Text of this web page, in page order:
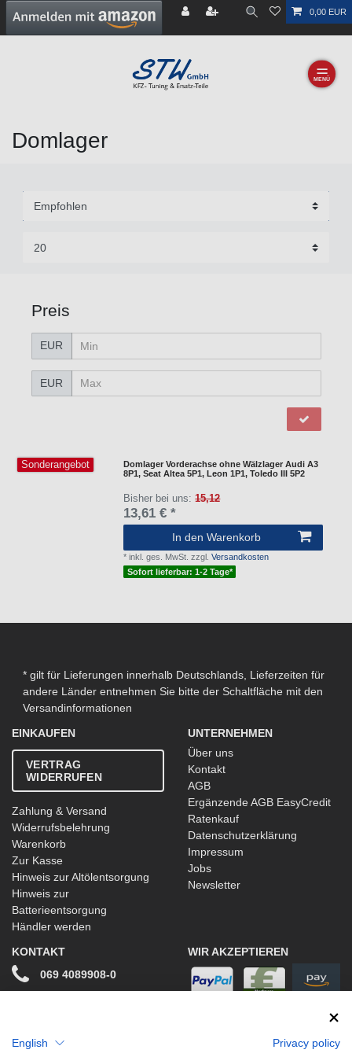
0,00 EUR
☰
Domlager
Preis
EUR
EUR
Sonderangebot
Domlager Vorderachse ohne Wälzlager Audi A3
8P1, Seat Altea 5P1, Leon 1P1, Toledo III 5P2
Bisher bei uns:15,12
13,61 € *
In den Warenkorb
*inkl. ges. MwSt. zzgl.Versandkosten
Sofort lieferbar: 1-2 Tage*
* gilt für Lieferungen innerhalb Deutschlands, Lieferzeiten für
andere Länder entnehmen Sie bitte der Schaltfläche mit den
Versandinformationen
EINKAUFEN
VERTRAG
WIDERRUFEN
Zahlung & Versand
Widerrufsbelehrung
Warenkorb
Zur Kasse
Hinweis zur Altölentsorgung
Hinweis zur
Batterieentsorgung
Händler werden
UNTERNEHMEN
Über uns
Kontakt
AGB
Ergänzende AGB EasyCredit
Ratenkauf
Datenschutzerklärung
Impressum
Jobs
Newsletter
KONTAKT
069 4089908-0
WIR AKZEPTIEREN
English
Privacy policy